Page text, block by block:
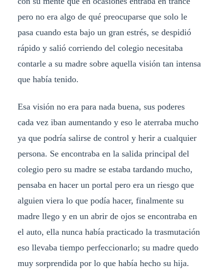
pero no era algo de qué preocuparse que solo le
pasa cuando esta bajo un gran estrés, se despidió
rápido y salió corriendo del colegio necesitaba
contarle a su madre sobre aquella visión tan intensa
que había tenido.
Esa visión no era para nada buena, sus poderes
cada vez iban aumentando y eso le aterraba mucho
ya que podría salirse de control y herir a cualquier
persona. Se encontraba en la salida principal del
colegio pero su madre se estaba tardando mucho,
pensaba en hacer un portal pero era un riesgo que
alguien viera lo que podía hacer, finalmente su
madre llego y en un abrir de ojos se encontraba en
el auto, ella nunca había practicado la trasmutación
eso llevaba tiempo perfeccionarlo; su madre quedo
muy sorprendida por lo que había hecho su hija.